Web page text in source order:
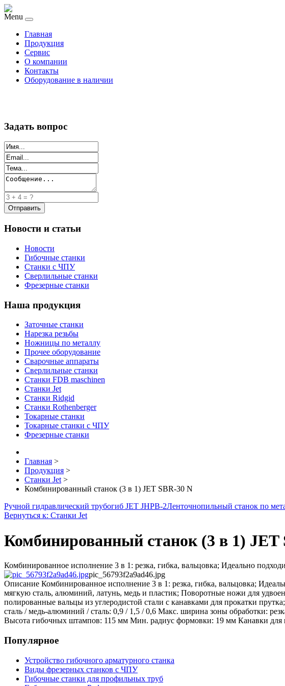
Menu
Главная
Продукция
Сервис
О компании
Контакты
Оборудование в наличии
Задать вопрос
Новости и статьи
Новости
Гибочные станки
Станки с ЧПУ
Сверлильные станки
Фрезерные станки
Наша продукция
Заточные станки
Нарезка резьбы
Ножницы по металлу
Прочее оборудование
Сварочные аппараты
Сверлильные станки
Станки FDB maschinen
Станки Jet
Станки Ridgid
Станки Rothenberger
Токарные станки
Токарные станки с ЧПУ
Фрезерные станки
Главная >
Продукция >
Станки Jet >
Комбинированный станок (3 в 1) JET SBR-30 N
Ручной гидравлический трубогиб JET JHPB-2Ленточнопильный станок по
Вернуться к: Станки Jet
Комбинированный станок (3 в 1) JET
Комбинированное исполнение 3 в 1: резка, гибка, вальцовка; Идеально
pic_56793f2a9ad46.jpg
Описание Комбинированное исполнение 3 в 1: резка, гибка, вальцовка;
мягкую сталь, алюминий, латунь, медь и пластик; Поворотные ножи для
полированные вальцы из углеродистой стали с канавками для прокатки
сталь / медь-алюминий / сталь: 0,9 / 1,5 / 0,6 Макс. ширина зоны обработки:
Высота гибочных штампов: 115 мм Мин. радиус формовки: 19 мм Канавки
Популярное
Устройство гибочного арматурного станка
Виды фрезерных станков с ЧПУ
Гибочные станки для профильных труб